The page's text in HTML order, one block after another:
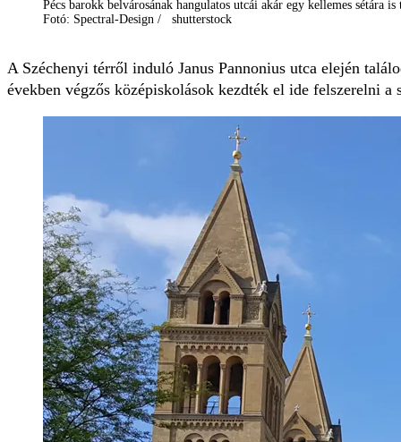
Pécs barokk belvárosának hangulatos utcái akár egy kellemes sétára
Fotó: Spectral-Design / shutterstock
A Széchenyi térről induló Janus Pannonius utca elején
években végzős középiskolások kezdték el ide felszerelni